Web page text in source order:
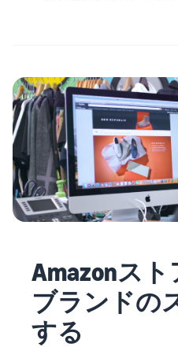
Amazonス
ブランドの
する